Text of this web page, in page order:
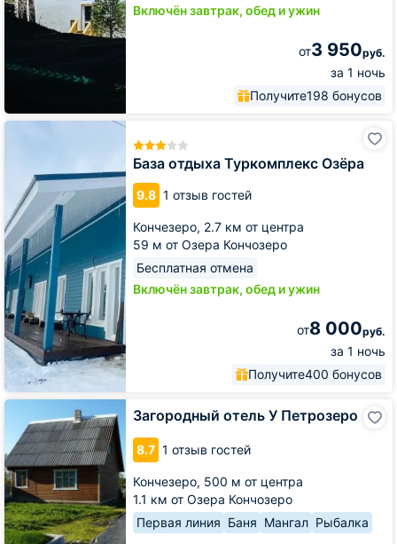
Включён завтрак, обед и ужин
от3 950руб.
за 1 ночь
Получите198 бонусов
База отдыха Туркомплекс Озёра
9.8 1 отзыв гостей
Кончезеро, 2.7 км от центра
59 м от Озера Кончозеро
Бесплатная отмена
Включён завтрак, обед и ужин
от8 000руб.
за 1 ночь
Получите400 бонусов
База
Озёра
Загородный отель У Петрозеро
8.7 1 отзыв гостей
Кончезеро, 500 м от центра
1.1 км от Озера Кончозеро
Первая линия Баня Мангал Рыбалка
Загородный
отель
Петрозеро